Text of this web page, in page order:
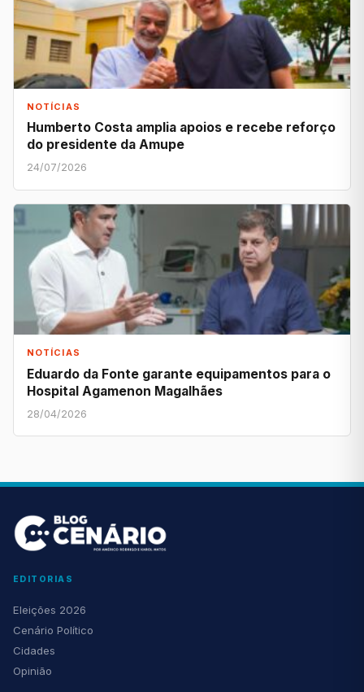
NOTÍCIAS
Humberto Costa amplia apoios e recebe reforço
do presidente da Amupe
24/07/2026
NOTÍCIAS
Eduardo da Fonte garante equipamentos para o
Hospital Agamenon Magalhães
28/04/2026
EDITORIAS
Eleições 2026
Cenário Político
Cidades
Opinião